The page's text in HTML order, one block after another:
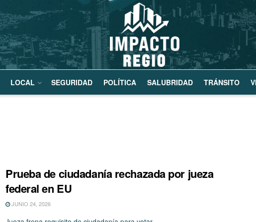
LOCAL SEGURIDAD POLÍTICA SALUBRIDAD TRÁNSITO
Prueba de ciudadanía rechazada por jueza
federal en EU
JUNIO 24, 2026